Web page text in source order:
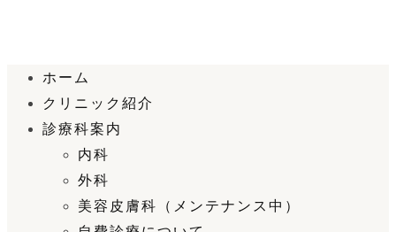
ホーム
クリニック紹介
診療科案内
内科
外科
美容皮膚科（メンテナンス中）